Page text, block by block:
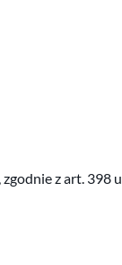
z art. 398